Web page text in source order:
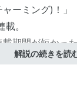
ーミング)！
」
。
期間が短かっ
解説の続きを読